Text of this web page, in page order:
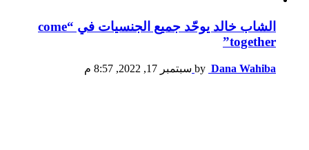
الشاب خالد يوحّد جميع الجنسيات في “come
together”
by Dana Wahiba سبتمبر 17, 2022, 8:57 م